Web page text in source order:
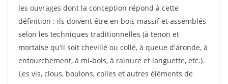
les ouvrages dont la conception répond à cette
définition : ils doivent être en bois massif et assemblés
selon les techniques traditionnelles (à tenon et
mortaise qu'il soit chevillé ou collé, à queue d'aronde, à
enfourchement, à mi-bois, à rainure et languette, etc.).
Les vis, clous, boulons, colles et autres éléments de